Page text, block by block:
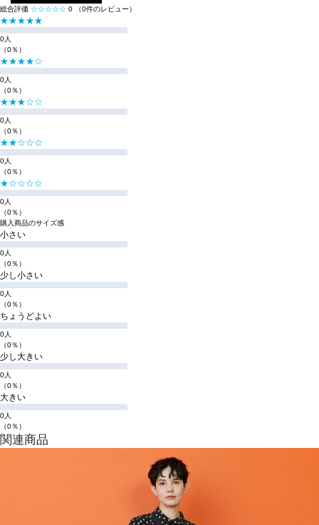
総合評価 ☆☆☆☆☆ 0 （0件のレビュー）
★★★★★
0人
（0％）
★★★★☆
0人
（0％）
★★★☆☆
0人
（0％）
★★☆☆☆
0人
（0％）
★☆☆☆☆
0人
（0％）
購入商品のサイズ感
小さい
0人
（0％）
少し小さい
0人
（0％）
ちょうどよい
0人
（0％）
少し大きい
0人
（0％）
大きい
0人
（0％）
関連商品